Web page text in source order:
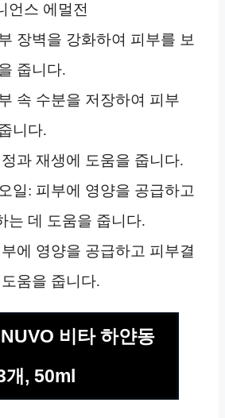
언스 에멀전
장벽을 강화하여 피부를 보
줍니다.
속 수분을 저장하여 피부
니다.
과 재생에 도움을 줍니다.
일: 피부에 영양을 공급하고
는 데 도움을 줍니다.
에 영양을 공급하고 피부결
움을 줍니다.
비타 하얀동
개, 50ml